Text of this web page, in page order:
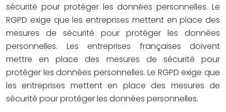
sécurité pour protéger les données personnelles. Le
RGPD exige que les entreprises mettent en place des
mesures de sécurité pour protéger les données
personnelles. Les entreprises françaises doivent
mettre en place des mesures de sécurité pour
protéger les données personnelles. Le RGPD exige que
les entreprises mettent en place des mesures de
sécurité pour protéger les données personnelles.